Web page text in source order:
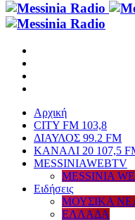
Αρχική
CITY FM 103,8
ΔΙΑΥΛΟΣ 99.2 FM
ΚΑΝΑΛΙ 20 107,5
MESSINIAWEBTV
MESSINIA
Eιδήσεις
ΜΟΥΣΙΚΑ
ΕΛΛΑΔΑ